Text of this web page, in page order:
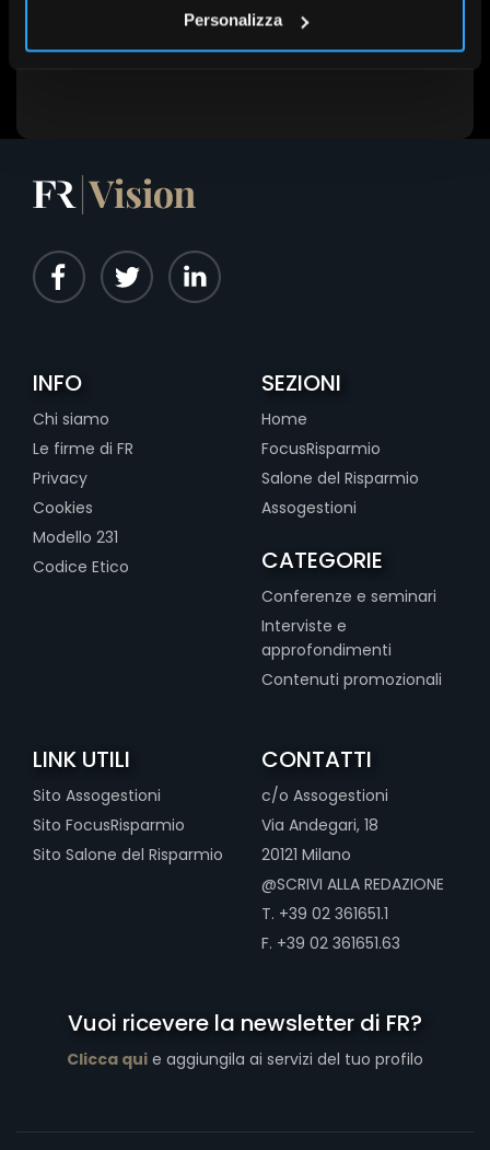
Personalizza
Scopri altri contenuti su FR|Vision
INFO
Chi siamo
Le firme di FR
Privacy
Cookies
Modello 231
Codice Etico
SEZIONI
Home
FocusRisparmio
Salone del Risparmio
Assogestioni
CATEGORIE
Conferenze e seminari
Interviste e
approfondimenti
Contenuti promozionali
LINK UTILI
Sito Assogestioni
Sito FocusRisparmio
Sito Salone del Risparmio
CONTATTI
c/o Assogestioni
Via Andegari, 18
20121 Milano
@SCRIVI ALLA REDAZIONE
T. +39 02 361651.1
F. +39 02 361651.63
Vuoi ricevere la newsletter di FR?
Clicca qui e aggiungila ai servizi del tuo profilo